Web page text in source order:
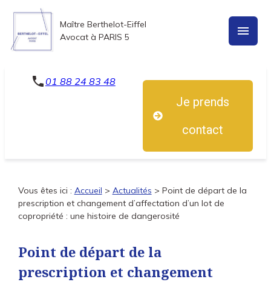
Maître Berthelot-Eiffel
Avocat à PARIS 5
menu
phone 01 88 24 83 48
Je prends
contact
Vous êtes ici : Accueil > Actualités > Point de départ de la
prescription et changement d’affectation d’un lot de
copropriété : une histoire de dangerosité
Point de départ de la
prescription et changement
Panneau de gestion des cookies